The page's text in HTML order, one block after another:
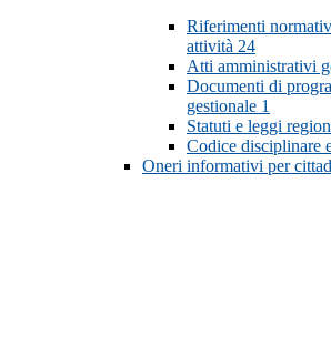
Riferimenti
attività 24
Atti amministrativi
Documenti di
gestionale 1
Statuti e leggi
Codice disciplinare
Oneri informativi per